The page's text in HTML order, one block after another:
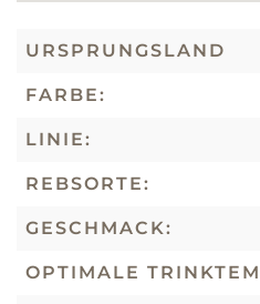
URSPRUNGSLAND
FARBE:
LINIE:
REBSORTE:
GESCHMACK:
OPTIMALE